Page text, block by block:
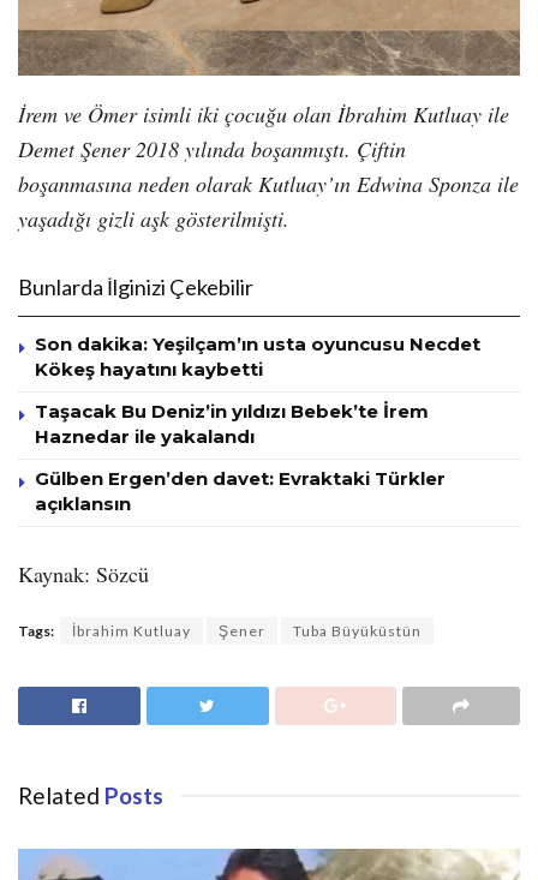
İrem ve Ömer isimli iki çocuğu olan İbrahim Kutluay ile
Demet Şener 2018 yılında boşanmıştı. Çiftin
boşanmasına neden olarak Kutluay’ın Edwina Sponza ile
yaşadığı gizli aşk gösterilmişti.
Bunlarda İlginizi Çekebilir
Son dakika: Yeşilçam’ın usta oyuncusu Necdet
Kökeş hayatını kaybetti
Taşacak Bu Deniz’in yıldızı Bebek’te İrem
Haznedar ile yakalandı
Gülben Ergen’den davet: Evraktaki Türkler
açıklansın
Kaynak: Sözcü
Tags: İbrahim Kutluay Şener Tuba Büyüküstün
Related Posts